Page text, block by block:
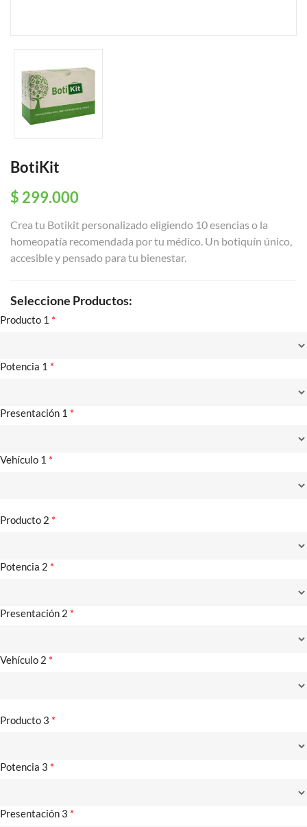
BotiKit
$ 299.000
Crea tu Botikit personalizado eligiendo 10 esencias o la
homeopatía recomendada por tu médico. Un botiquín único,
accesible y pensado para tu bienestar.
Seleccione Productos:
Producto 1 *
Potencia 1 *
Presentación 1 *
Vehículo 1 *
Producto 2 *
Potencia 2 *
Presentación 2 *
Vehículo 2 *
Producto 3 *
Potencia 3 *
Presentación 3 *